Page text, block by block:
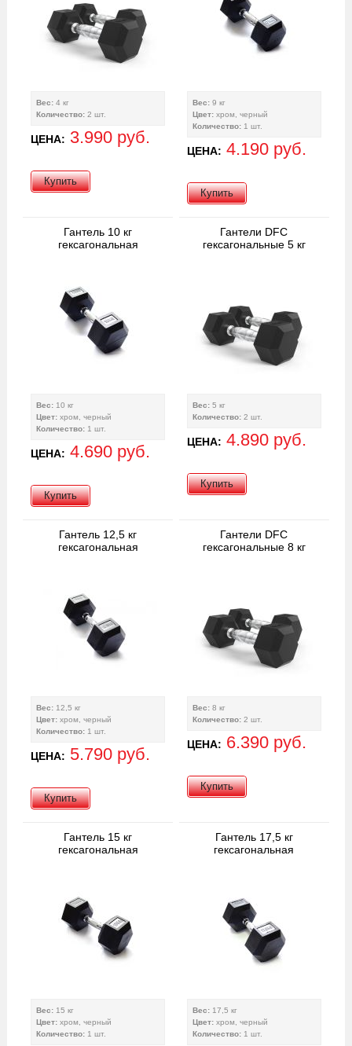
Вес:4 кг
Количество:2 шт.
ЦЕНА: 3.990 руб.
Купить
Вес:9 кг
Цвет:хром, черный
Количество:1 шт.
ЦЕНА: 4.190 руб.
Купить
Гантель 10 кг
гексагональная
Вес:10 кг
Цвет:хром, черный
Количество:1 шт.
ЦЕНА: 4.690 руб.
Купить
Гантели DFC
гексагональные 5 кг
Вес:5 кг
Количество:2 шт.
ЦЕНА: 4.890 руб.
Купить
Гантель 12,5 кг
гексагональная
Вес:12,5 кг
Цвет:хром, черный
Количество:1 шт.
ЦЕНА: 5.790 руб.
Купить
Гантели DFC
гексагональные 8 кг
Вес:8 кг
Количество:2 шт.
ЦЕНА: 6.390 руб.
Купить
Гантель 15 кг
гексагональная
Вес:15 кг
Цвет:хром, черный
Количество:1 шт.
Гантель 17,5 кг
гексагональная
Вес:17,5 кг
Цвет:хром, черный
Количество:1 шт.